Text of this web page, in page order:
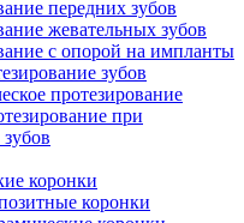
передних зубов
жевательных зубов
с опорой на импланты
зубов
протезирование
при
коронки
коронки